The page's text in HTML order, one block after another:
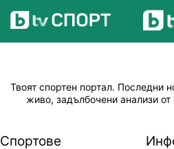
Твоят спортен портал. Последни
живо, задълбочени анализи от
Спортове